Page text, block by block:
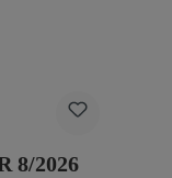
8/2026